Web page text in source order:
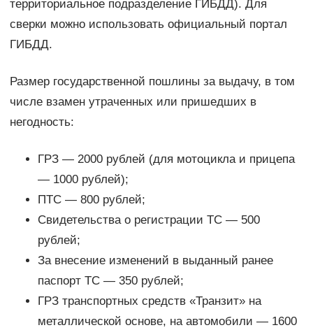
территориальное подразделение ГИБДД). Для
сверки можно использовать официальный портал
ГИБДД.
Размер государственной пошлины за выдачу, в том
числе взамен утраченных или пришедших в
негодность:
ГРЗ — 2000 рублей (для мотоцикла и прицепа
— 1000 рублей);
ПТС — 800 рублей;
Свидетельства о регистрации ТС — 500
рублей;
За внесение изменений в выданный ранее
паспорт ТС — 350 рублей;
ГРЗ транспортных средств «Транзит» на
металлической основе, на автомобили — 1600